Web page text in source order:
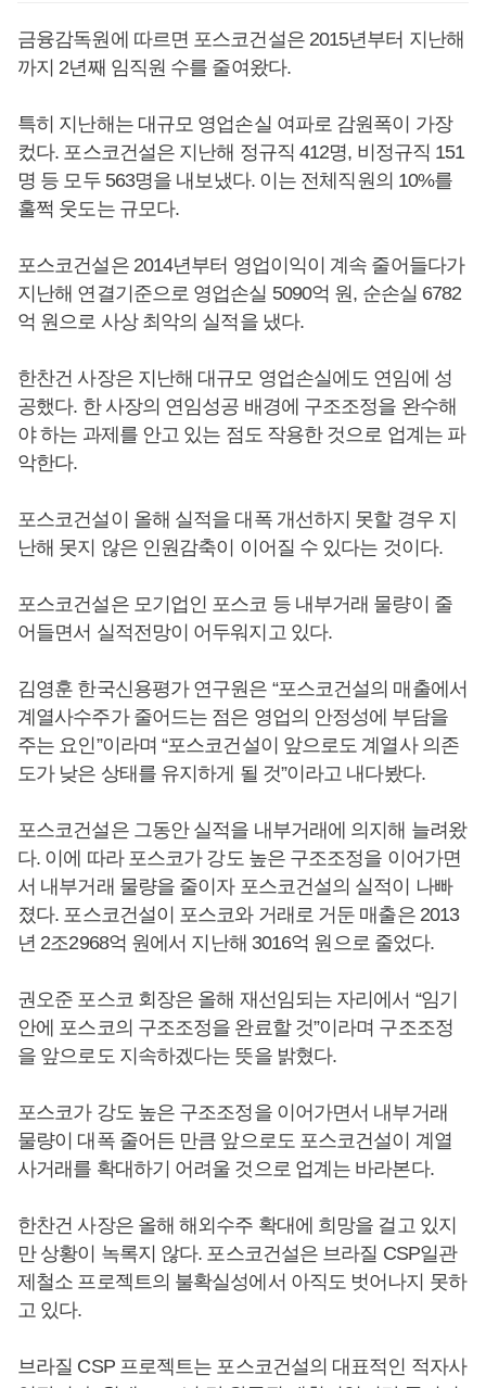
금융감독원에 따르면 포스코건설은 2015년부터 지난해
까지 2년째 임직원 수를 줄여왔다.
특히 지난해는 대규모 영업손실 여파로 감원폭이 가장
컸다. 포스코건설은 지난해 정규직 412명, 비정규직 151
명 등 모두 563명을 내보냈다. 이는 전체직원의 10%를
훌쩍 웃도는 규모다.
포스코건설은 2014년부터 영업이익이 계속 줄어들다가
지난해 연결기준으로 영업손실 5090억 원, 순손실 6782
억 원으로 사상 최악의 실적을 냈다.
한찬건 사장은 지난해 대규모 영업손실에도 연임에 성
공했다. 한 사장의 연임성공 배경에 구조조정을 완수해
야 하는 과제를 안고 있는 점도 작용한 것으로 업계는 파
악한다.
포스코건설이 올해 실적을 대폭 개선하지 못할 경우 지
난해 못지 않은 인원감축이 이어질 수 있다는 것이다.
포스코건설은 모기업인 포스코 등 내부거래 물량이 줄
어들면서 실적전망이 어두워지고 있다.
김영훈 한국신용평가 연구원은 “포스코건설의 매출에서
계열사수주가 줄어드는 점은 영업의 안정성에 부담을
주는 요인”이라며 “포스코건설이 앞으로도 계열사 의존
도가 낮은 상태를 유지하게 될 것”이라고 내다봤다.
포스코건설은 그동안 실적을 내부거래에 의지해 늘려왔
다. 이에 따라 포스코가 강도 높은 구조조정을 이어가면
서 내부거래 물량을 줄이자 포스코건설의 실적이 나빠
졌다. 포스코건설이 포스코와 거래로 거둔 매출은 2013
년 2조2968억 원에서 지난해 3016억 원으로 줄었다.
권오준 포스코 회장은 올해 재선임되는 자리에서 “임기
안에 포스코의 구조조정을 완료할 것”이라며 구조조정
을 앞으로도 지속하겠다는 뜻을 밝혔다.
포스코가 강도 높은 구조조정을 이어가면서 내부거래
물량이 대폭 줄어든 만큼 앞으로도 포스코건설이 계열
사거래를 확대하기 어려울 것으로 업계는 바라본다.
한찬건 사장은 올해 해외수주 확대에 희망을 걸고 있지
만 상황이 녹록지 않다. 포스코건설은 브라질 CSP일관
제철소 프로젝트의 불확실성에서 아직도 벗어나지 못하
고 있다.
브라질 CSP 프로젝트는 포스코건설의 대표적인 적자사